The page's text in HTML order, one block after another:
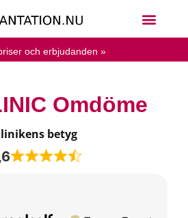
och erbjudanden »
Omdöme
betyg